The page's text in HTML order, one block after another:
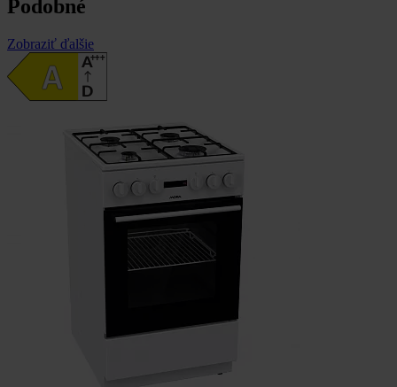
Podobné
Zobraziť ďalšie